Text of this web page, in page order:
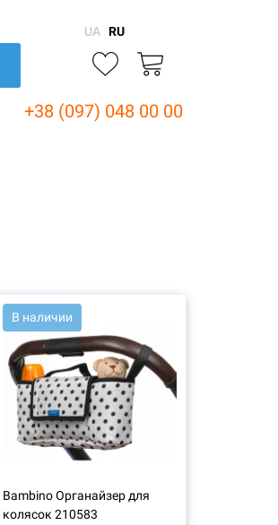
UA RU
+38 (097) 048 00 00
В наличии
Bambino Органайзер для
колясок 210583